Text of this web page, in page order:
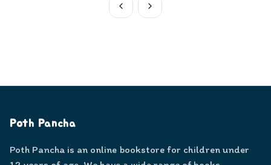
Poth Pancha
Poth Pancha is an online bookstore for children under